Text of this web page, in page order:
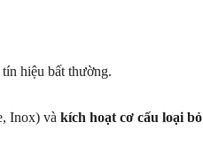
tín hiệu bất thường.
Inox) và kích hoạt cơ cấu loại bỏ